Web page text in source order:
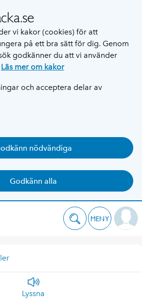
vi kakor (cookies) för att
på ett bra sätt för dig. Genom
godkänner du att vi använder
Läs mer om kakor
och acceptera delar av
nödvändiga
Godkänn alla
MENY
Lyssna